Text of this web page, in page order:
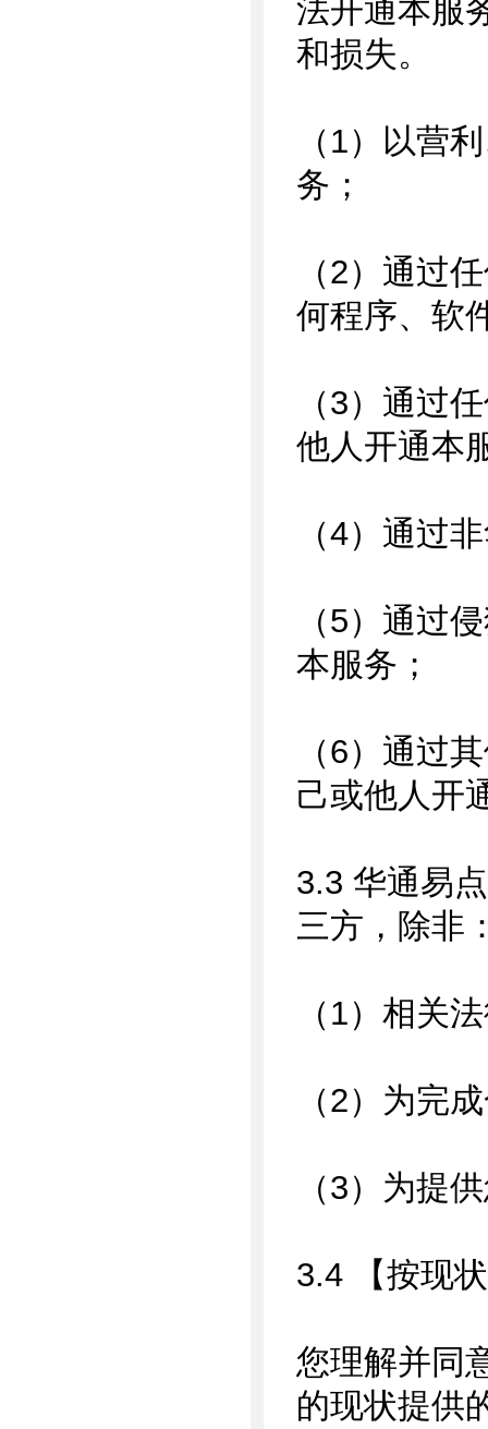
法开通本服
和损失。
（1）以营
务；
（2）通过
何程序、软
（3）通过
他人开通本
（4）通过
（5）通过
本服务；
（6）通过
己或他人开
3.3 华通易
三方，除非
（1）相关
（2）为完
（3）为提
3.4 【按现
您理解并同
的现状提供